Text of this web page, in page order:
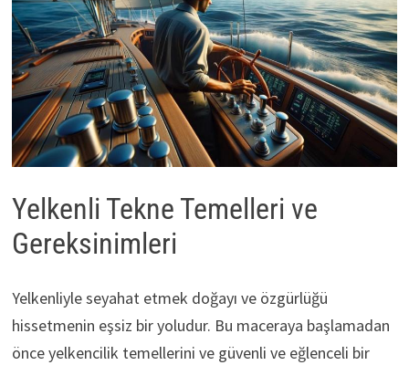
Yelkenli Tekne Temelleri ve
Gereksinimleri
Yelkenliyle seyahat etmek doğayı ve özgürlüğü
hissetmenin eşsiz bir yoludur. Bu maceraya başlamadan
önce yelkencilik temellerini ve güvenli ve eğlenceli bir